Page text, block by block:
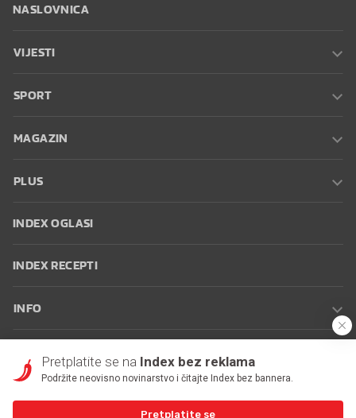
NASLOVNICA
VIJESTI
SPORT
MAGAZIN
PLUS
INDEX OGLASI
INDEX RECEPTI
INFO
korištenja
Postavke kolačića
Pretplatite se na Index bez reklama
Podržite neovisno novinarstvo i čitajte Index bez bannera.
Pretplatite se